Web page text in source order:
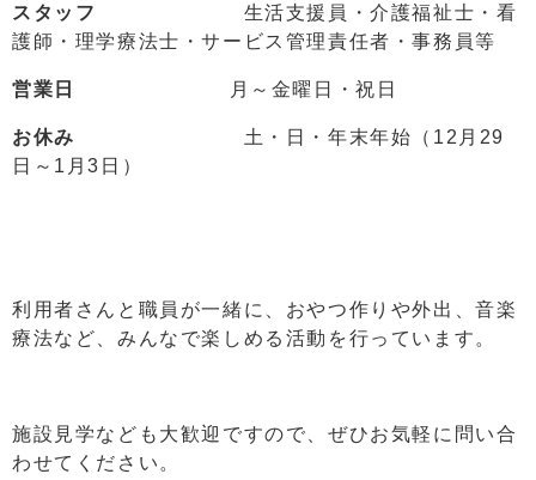
スタッフ 生活支援員・介護福祉士・看
護師・理学療法士・サービス管理責任者・事務員等
営業日 月～金曜日・祝日
お休み 土・日・年末年始（12月29
日～1月3日）
利用者さんと職員が一緒に、おやつ作りや外出、音楽
療法など、みんなで楽しめる活動を行っています。
施設見学なども大歓迎ですので、ぜひお気軽に問い合
わせてください。